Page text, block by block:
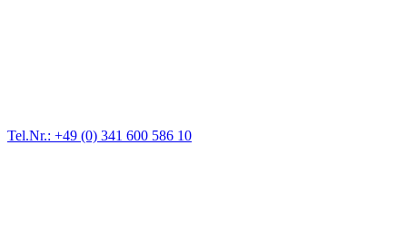
Tel.Nr.: +49 (0) 341 600 586 10